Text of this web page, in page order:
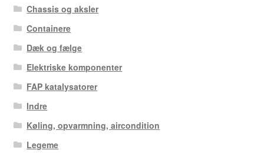
Chassis og aksler
Containere
Dæk og fælge
Elektriske komponenter
FAP katalysatorer
Indre
Køling, opvarmning, aircondition
Legeme